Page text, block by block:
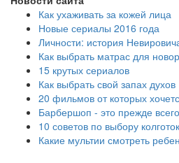
Как ухаживать за кожей лица
Новые сериалы 2016 года
Личности: история
Как выбрать матрас для
15 крутых сериалов
Как выбрать свой запах духов
20 фильмов от которых
Барбершоп - это прежде
10 советов по выбору колготок
Какие мультии смотреть